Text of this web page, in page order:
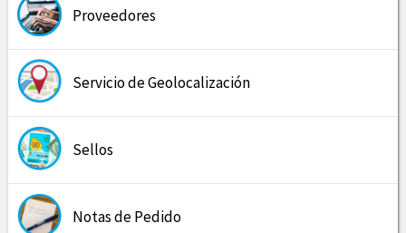
Proveedores
Servicio de Geolocalización
Sellos
Notas de Pedido